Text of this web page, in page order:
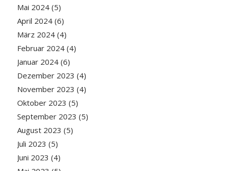
Mai 2024(5)
April 2024(6)
März 2024(4)
Februar 2024(4)
Januar 2024(6)
Dezember 2023 (4)
November 2023 (4)
Oktober 2023 (5)
September 2023 (5)
August 2023 (5)
Juli 2023 (5)
Juni 2023 (4)